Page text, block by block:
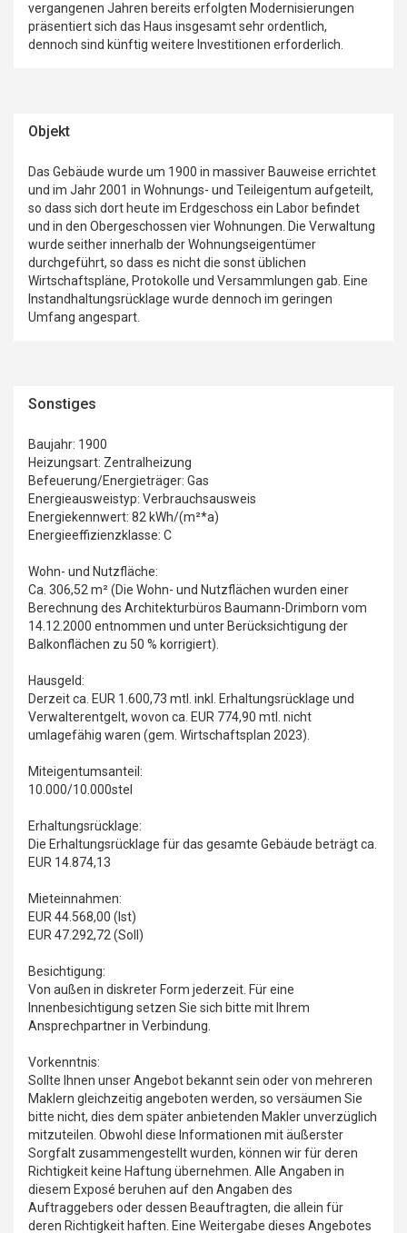
vergangenen Jahren bereits erfolgten Modernisierungen
präsentiert sich das Haus insgesamt sehr ordentlich,
dennoch sind künftig weitere Investitionen erforderlich.
Objekt
Das Gebäude wurde um 1900 in massiver Bauweise errichtet
und im Jahr 2001 in Wohnungs- und Teileigentum aufgeteilt,
so dass sich dort heute im Erdgeschoss ein Labor befindet
und in den Obergeschossen vier Wohnungen. Die Verwaltung
wurde seither innerhalb der Wohnungseigentümer
durchgeführt, so dass es nicht die sonst üblichen
Wirtschaftspläne, Protokolle und Versammlungen gab. Eine
Instandhaltungsrücklage wurde dennoch im geringen
Umfang angespart.
Sonstiges
Baujahr: 1900
Heizungsart: Zentralheizung
Befeuerung/Energieträger: Gas
Energieausweistyp: Verbrauchsausweis
Energiekennwert: 82 kWh/(m²*a)
Energieeffizienzklasse: C
Wohn- und Nutzfläche:
Ca. 306,52 m² (Die Wohn- und Nutzflächen wurden einer
Berechnung des Architekturbüros Baumann-Drimborn vom
14.12.2000 entnommen und unter Berücksichtigung der
Balkonflächen zu 50 % korrigiert).
Hausgeld:
Derzeit ca. EUR 1.600,73 mtl. inkl. Erhaltungsrücklage und
Verwalterentgelt, wovon ca. EUR 774,90 mtl. nicht
umlagefähig waren (gem. Wirtschaftsplan 2023).
Miteigentumsanteil:
10.000/10.000stel
Erhaltungsrücklage:
Die Erhaltungsrücklage für das gesamte Gebäude beträgt ca.
EUR 14.874,13
Mieteinnahmen:
EUR 44.568,00 (Ist)
EUR 47.292,72 (Soll)
Besichtigung:
Von außen in diskreter Form jederzeit. Für eine
Innenbesichtigung setzen Sie sich bitte mit Ihrem
Ansprechpartner in Verbindung.
Vorkenntnis:
Sollte Ihnen unser Angebot bekannt sein oder von mehreren
Maklern gleichzeitig angeboten werden, so versäumen Sie
bitte nicht, dies dem später anbietenden Makler unverzüglich
mitzuteilen. Obwohl diese Informationen mit äußerster
Sorgfalt zusammengestellt wurden, können wir für deren
Richtigkeit keine Haftung übernehmen. Alle Angaben in
diesem Exposé beruhen auf den Angaben des
Auftraggebers oder dessen Beauftragten, die allein für
deren Richtigkeit haften. Eine Weitergabe dieses Angebotes